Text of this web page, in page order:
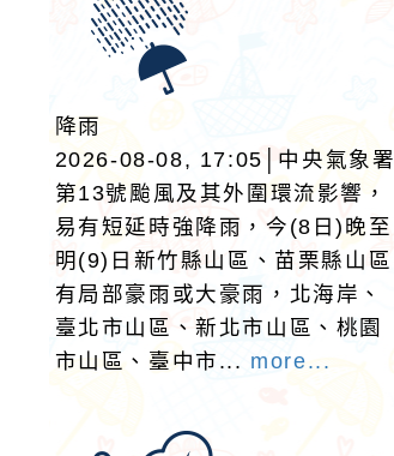
降雨
2026-08-08, 17:05│中央氣象署
第13號颱風及其外圍環流影響，
易有短延時強降雨，今(8日)晚至
明(9)日新竹縣山區、苗栗縣山區
有局部豪雨或大豪雨，北海岸、
臺北市山區、新北市山區、桃園
市山區、臺中市... more...